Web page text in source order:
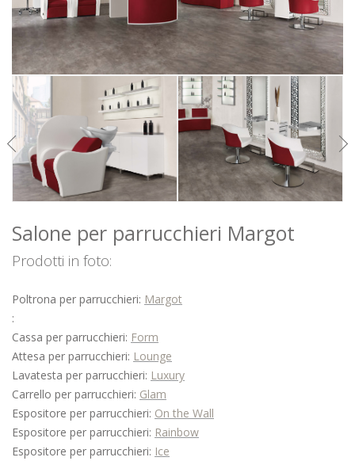
BARBER
ACCESSORI
OCCASIONI
COLORI
ISPIRAZIONI
DOWNLOAD
DISTRIBUTORI
NEWS
Salone per parrucchieri Margot
Prodotti in foto:
Poltrona per parrucchieri: Margot
:
Cassa per parrucchieri: Form
Attesa per parrucchieri: Lounge
Lavatesta per parrucchieri: Luxury
Carrello per parrucchieri: Glam
Espositore per parrucchieri: On the Wall
Espositore per parrucchieri: Rainbow
Espositore per parrucchieri: Ice